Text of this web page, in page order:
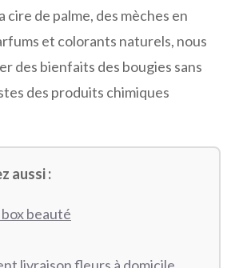
cire de palme, des mèches en
et colorants naturels, nous
des bienfaits des bougies sans
des produits chimiques
aussi :
beauté